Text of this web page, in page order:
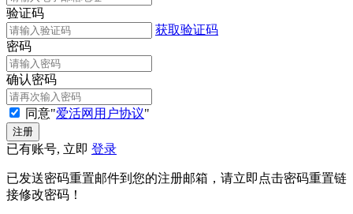
验证码
获取验证码
密码
确认密码
同意"爱活网用户协议"
已有账号, 立即 登录
已发送密码重置邮件到您的注册邮箱，请立即点击密码重置链
接修改密码！